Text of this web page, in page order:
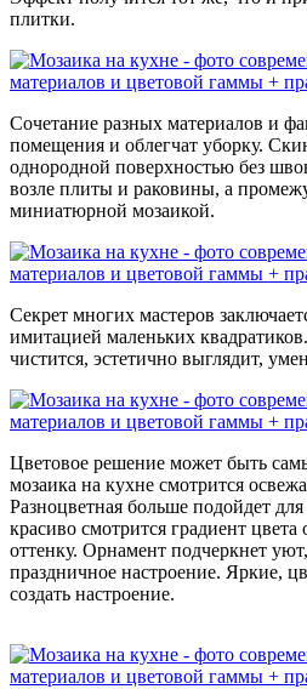
плитки.
Сочетание разных материалов и
помещения и облегчат уборку.
однородной поверхностью без
возле плиты и раковины, а
миниатюрной мозаикой.
Секрет многих мастеров
имитацией маленьких
чистится, эстетично выглядит,
Цветовое решение может быть
мозаика на кухне смотрится
Разноцветная больше подойдет
красиво смотрится градиент цвета
оттенку. Орнамент подчеркнет
праздничное настроение. Яркие,
создать настроение.